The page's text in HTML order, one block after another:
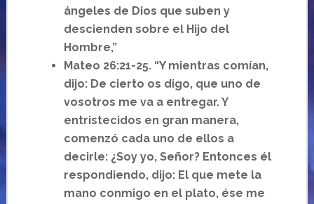
ángeles de Dios que suben y
descienden sobre el Hijo del
Hombre,”
Mateo 26:21-25. “Y mientras comían,
dijo: De cierto os digo, que uno de
vosotros me va a entregar. Y
entristecidos en gran manera,
comenzó cada uno de ellos a
decirle: ¿Soy yo, Señor? Entonces él
respondiendo, dijo: El que mete la
mano conmigo en el plato, ése me